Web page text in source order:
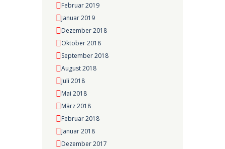
Februar 2019
Januar 2019
Dezember 2018
Oktober 2018
September 2018
August 2018
Juli 2018
Mai 2018
März 2018
Februar 2018
Januar 2018
Dezember 2017